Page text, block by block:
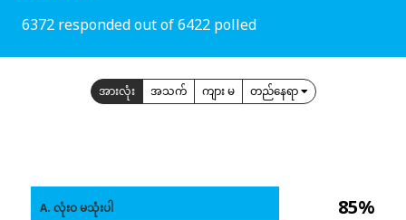
6372 responded out of 6422 polled
အားလုံး အသက် ကျား မ တည်နေရာ
85%
A. လုံးဝ မသုံးပါ